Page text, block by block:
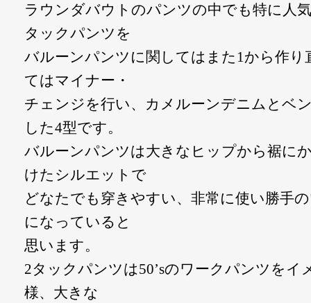
ラウンダバウトのパンツの中でも特に人
タックパンツを
バルーンパンツに関してはまた1から作
てはマイナー・
チェンジを行い、カメルーンデニムとベ
した4型です。
バルーンパンツは大きなヒップから裾に
けたシルエットで
どなたでも穿きやすい、非常に使い勝手
になっていると
思います。
2タックパンツは50’sのワークパンツを
様、大きな